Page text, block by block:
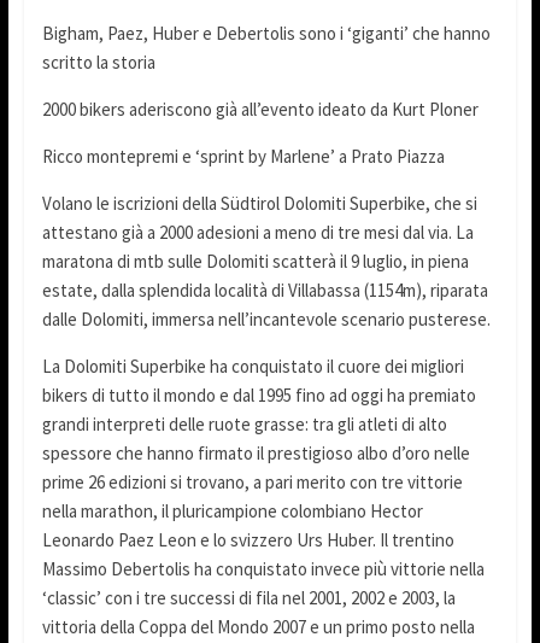
Bigham, Paez, Huber e Debertolis sono i ‘giganti’ che hanno
scritto la storia
2000 bikers aderiscono già all’evento ideato da Kurt Ploner
Ricco montepremi e ‘sprint by Marlene’ a Prato Piazza
Volano le iscrizioni della Südtirol Dolomiti Superbike, che si
attestano già a 2000 adesioni a meno di tre mesi dal via. La
maratona di mtb sulle Dolomiti scatterà il 9 luglio, in piena
estate, dalla splendida località di Villabassa (1154m), riparata
dalle Dolomiti, immersa nell’incantevole scenario pusterese.
La Dolomiti Superbike ha conquistato il cuore dei migliori
bikers di tutto il mondo e dal 1995 fino ad oggi ha premiato
grandi interpreti delle ruote grasse: tra gli atleti di alto
spessore che hanno firmato il prestigioso albo d’oro nelle
prime 26 edizioni si trovano, a pari merito con tre vittorie
nella marathon, il pluricampione colombiano Hector
Leonardo Paez Leon e lo svizzero Urs Huber. Il trentino
Massimo Debertolis ha conquistato invece più vittorie nella
‘classic’ con i tre successi di fila nel 2001, 2002 e 2003, la
vittoria della Coppa del Mondo 2007 e un primo posto nella